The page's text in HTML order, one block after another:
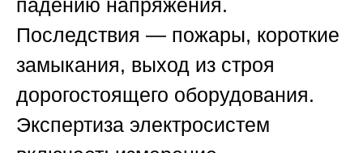
падению напряжения.
Последствия — пожары, короткие
замыкания, выход из строя
дорогостоящего оборудования.
Экспертиза электросистем